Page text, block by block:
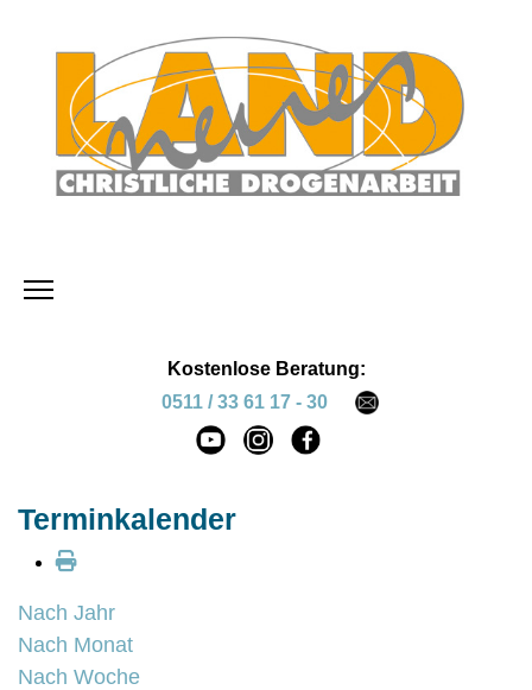
Kostenlose Beratung:
0511 / 33 61 17 - 30
Terminkalender
Nach Jahr
Nach Monat
Nach Woche